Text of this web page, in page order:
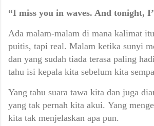
“I miss you in waves. And tonight,
Ada malam-malam di mana kalimat
puitis, tapi real. Malam ketika sunyi
dan yang sudah tiada terasa paling
tahu isi kepala kita sebelum kita
Yang tahu suara tawa kita dan juga
yang tak pernah kita akui. Yang
kita tak menjelaskan apa pun.